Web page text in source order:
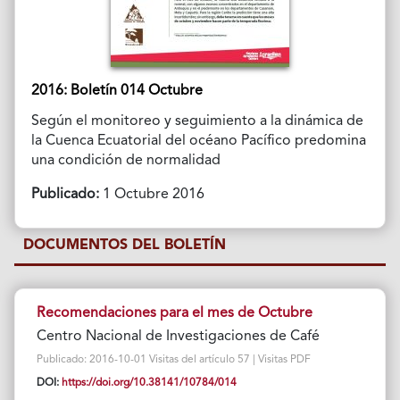
2016: Boletín 014 Octubre
Según el monitoreo y seguimiento a la dinámica de
la Cuenca Ecuatorial del océano Pacífico predomina
una condición de normalidad
Publicado:1 Octubre 2016
DOCUMENTOS DEL BOLETÍN
Recomendaciones para el mes de Octubre
Centro Nacional de Investigaciones de Café
Publicado: 2016-10-01 Visitas del artículo 57 | Visitas PDF
DOI: https://doi.org/10.38141/10784/014